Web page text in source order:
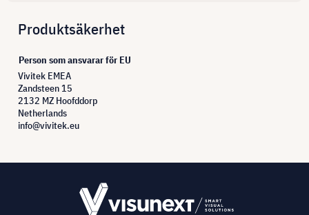
Produktsäkerhet
Person som ansvarar för EU
Vivitek EMEA
Zandsteen 15
2132 MZ Hoofddorp
Netherlands
info@vivitek.eu